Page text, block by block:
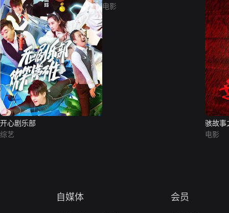
开心剧乐部
综艺
电影
骇故事
电影
自媒体 会员